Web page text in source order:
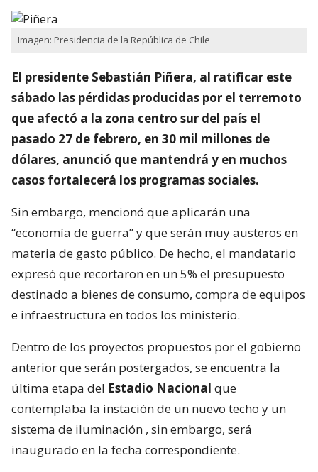
Imagen: Presidencia de la República de Chile
El presidente Sebastián Piñera, al ratificar este
sábado las pérdidas producidas por el terremoto
que afectó a la zona centro sur del país el
pasado 27 de febrero, en 30 mil millones de
dólares, anunció que mantendrá y en muchos
casos fortalecerá los programas sociales.
Sin embargo, mencionó que aplicarán una
“economía de guerra” y que serán muy austeros en
materia de gasto público. De hecho, el mandatario
expresó que recortaron en un 5% el presupuesto
destinado a bienes de consumo, compra de equipos
e infraestructura en todos los ministerio.
Dentro de los proyectos propuestos por el gobierno
anterior que serán postergados, se encuentra la
última etapa del Estadio Nacional que
contemplaba la instación de un nuevo techo y un
sistema de iluminación , sin embargo, será
inaugurado en la fecha correspondiente.